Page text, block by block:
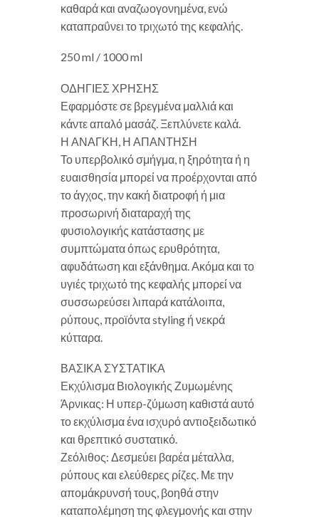
καθαρά και αναζωογονημένα, ενώ
καταπραΰνει το τριχωτό της κεφαλής.
250 ml / 1000 ml
ΟΔΗΓΙΕΣ ΧΡΗΣΗΣ
Εφαρμόστε σε βρεγμένα μαλλιά και
κάντε απαλό μασάζ. Ξεπλύνετε καλά.
Η ΑΝΑΓΚΗ, Η ΑΠΑΝΤΗΣΗ
Το υπερβολικό σμήγμα, η ξηρότητα ή η
ευαισθησία μπορεί να προέρχονται από
το άγχος, την κακή διατροφή ή μια
προσωρινή διαταραχή της
φυσιολογικής κατάστασης με
συμπτώματα όπως ερυθρότητα,
αφυδάτωση και εξάνθημα. Ακόμα και το
υγιές τριχωτό της κεφαλής μπορεί να
συσσωρεύσει λιπαρά κατάλοιπα,
ρύπους, προϊόντα styling ή νεκρά
κύτταρα.
ΒΑΣΙΚΑ ΣΥΣΤΑΤΙΚΑ
Εκχύλισμα Βιολογικής Ζυμωμένης
Άρνικας: Η υπερ-ζύμωση καθιστά αυτό
το εκχύλισμα ένα ισχυρό αντιοξειδωτικό
και θρεπτικό συστατικό.
Ζεόλιθος: Δεσμεύει βαρέα μέταλλα,
ρύπους και ελεύθερες ρίζες. Με την
απομάκρυνσή τους, βοηθά στην
καταπολέμηση της φλεγμονής και στην